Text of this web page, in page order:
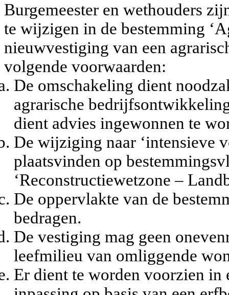
Burgemeester en wethouders
te wijzigen in de bestemming
nieuwvestiging van een
volgende voorwaarden:
De omschakeling dient
agrarische
dient advies ingewonnen te
De wijziging naar ‘intensieve
plaatsvinden op
‘Reconstructiewetzone –
De oppervlakte van de
bedragen.
De vestiging mag geen
leefmilieu van omliggende
Er dient te worden voorzien